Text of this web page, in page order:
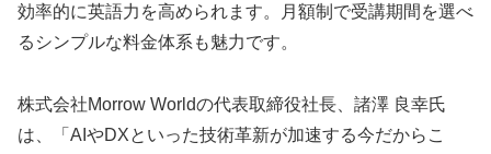
効率的に英語力を高められます。月額制で受講期間を選べ
るシンプルな料金体系も魅力です。
株式会社Morrow Worldの代表取締役社長、諸澤 良幸氏
は、「AIやDXといった技術革新が加速する今だからこ